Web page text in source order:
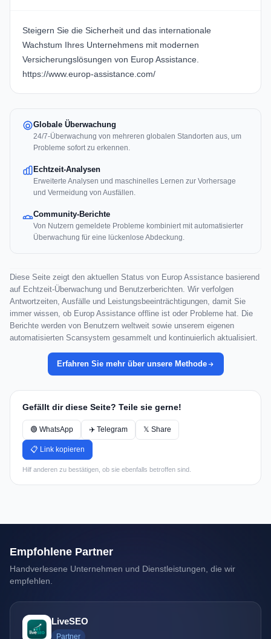
Steigern Sie die Sicherheit und das internationale
Wachstum Ihres Unternehmens mit modernen
Versicherungslösungen von Europ Assistance.
https://www.europ-assistance.com/
Globale Überwachung
24/7-Überwachung von mehreren globalen Standorten aus, um
Probleme sofort zu erkennen.
Echtzeit-Analysen
Erweiterte Analysen und maschinelles Lernen zur Vorhersage
und Vermeidung von Ausfällen.
Community-Berichte
Von Nutzern gemeldete Probleme kombiniert mit automatisierter
Überwachung für eine lückenlose Abdeckung.
Diese Seite zeigt den aktuellen Status von Europ Assistance basierend
auf Echtzeit-Überwachung und Benutzerberichten. Wir verfolgen
Antwortzeiten, Ausfälle und Leistungsbeeinträchtigungen, damit Sie
immer wissen, ob Europ Assistance offline ist oder Probleme hat. Die
Berichte werden von Benutzern weltweit sowie unserem eigenen
automatisierten Scansystem gesammelt und kontinuierlich aktualisiert.
Erfahren Sie mehr über unsere Methode
Gefällt dir diese Seite? Teile sie gerne!
🟢 WhatsApp ✈️ Telegram 𝕏 Share
📋 Link kopieren
Hilf anderen zu bestätigen, ob sie ebenfalls betroffen sind.
Empfohlene Partner
Handverlesene Unternehmen und Dienstleistungen, die wir
empfehlen.
LiveSEO
Partner